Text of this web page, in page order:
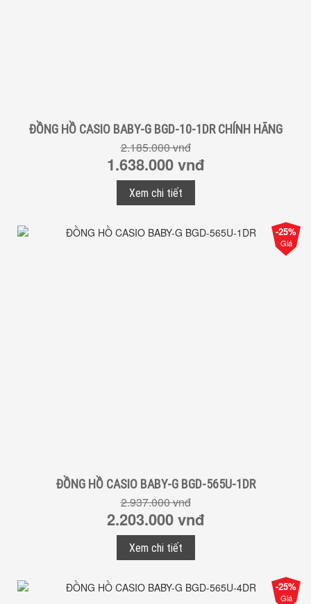
ĐỒNG HỒ CASIO BABY-G BGD-10-1DR CHÍNH HÃNG
2.185.000 vnđ
1.638.000 vnđ
Xem chi tiết
-25%
Giá
ĐỒNG HỒ CASIO BABY-G BGD-565U-1DR
2.937.000 vnđ
2.203.000 vnđ
Xem chi tiết
-25%
Giá